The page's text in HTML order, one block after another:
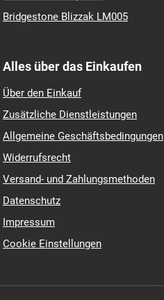
Bridgestone Blizzak LM005
Alles über das Einkaufen
Über den Einkauf
Zusätzliche Dienstleistungen
Allgemeine Geschäftsbedingungen
Widerrufsrecht
Versand- und Zahlungsmethoden
Datenschutz
Impressum
Cookie Einstellungen